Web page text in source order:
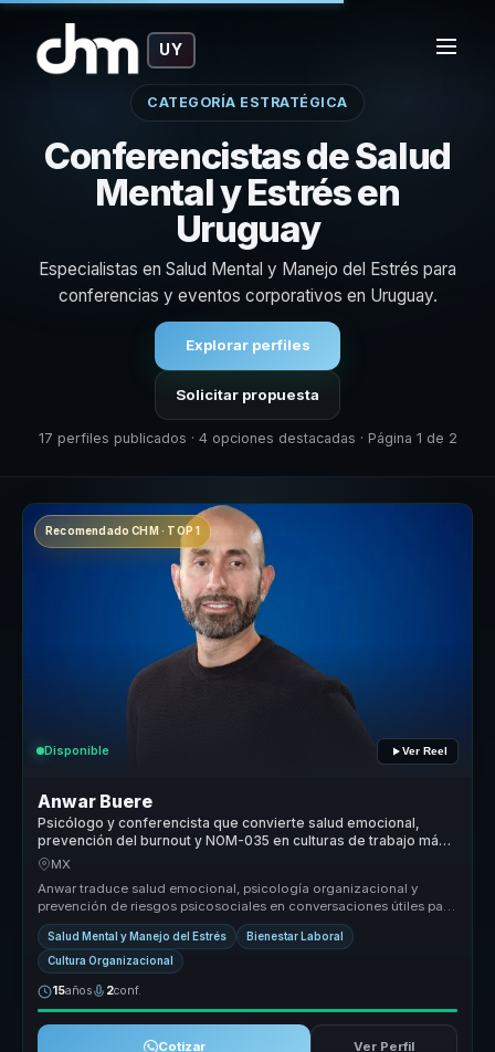
UY
CATEGORÍA ESTRATÉGICA
Conferencistas de Salud
Mental y Estrés en
Uruguay
Especialistas en Salud Mental y Manejo del Estrés para
conferencias y eventos corporativos en Uruguay.
Explorar perfiles
Solicitar propuesta
17 perfiles publicados · 4 opciones destacadas · Página 1 de 2
Recomendado CHM · TOP 1
Disponible Ver Reel
Anwar Buere
Psicólogo y conferencista que convierte salud emocional,
prevención del burnout y NOM-035 en culturas de trabajo más
humanas.
MX
Anwar traduce salud emocional, psicología organizacional y
prevención de riesgos psicosociales en conversaciones útiles para
empresas. Ay...
Salud Mental y Manejo del Estrés Bienestar Laboral
Cultura Organizacional
15años 2conf.
Cotizar Ver Perfil